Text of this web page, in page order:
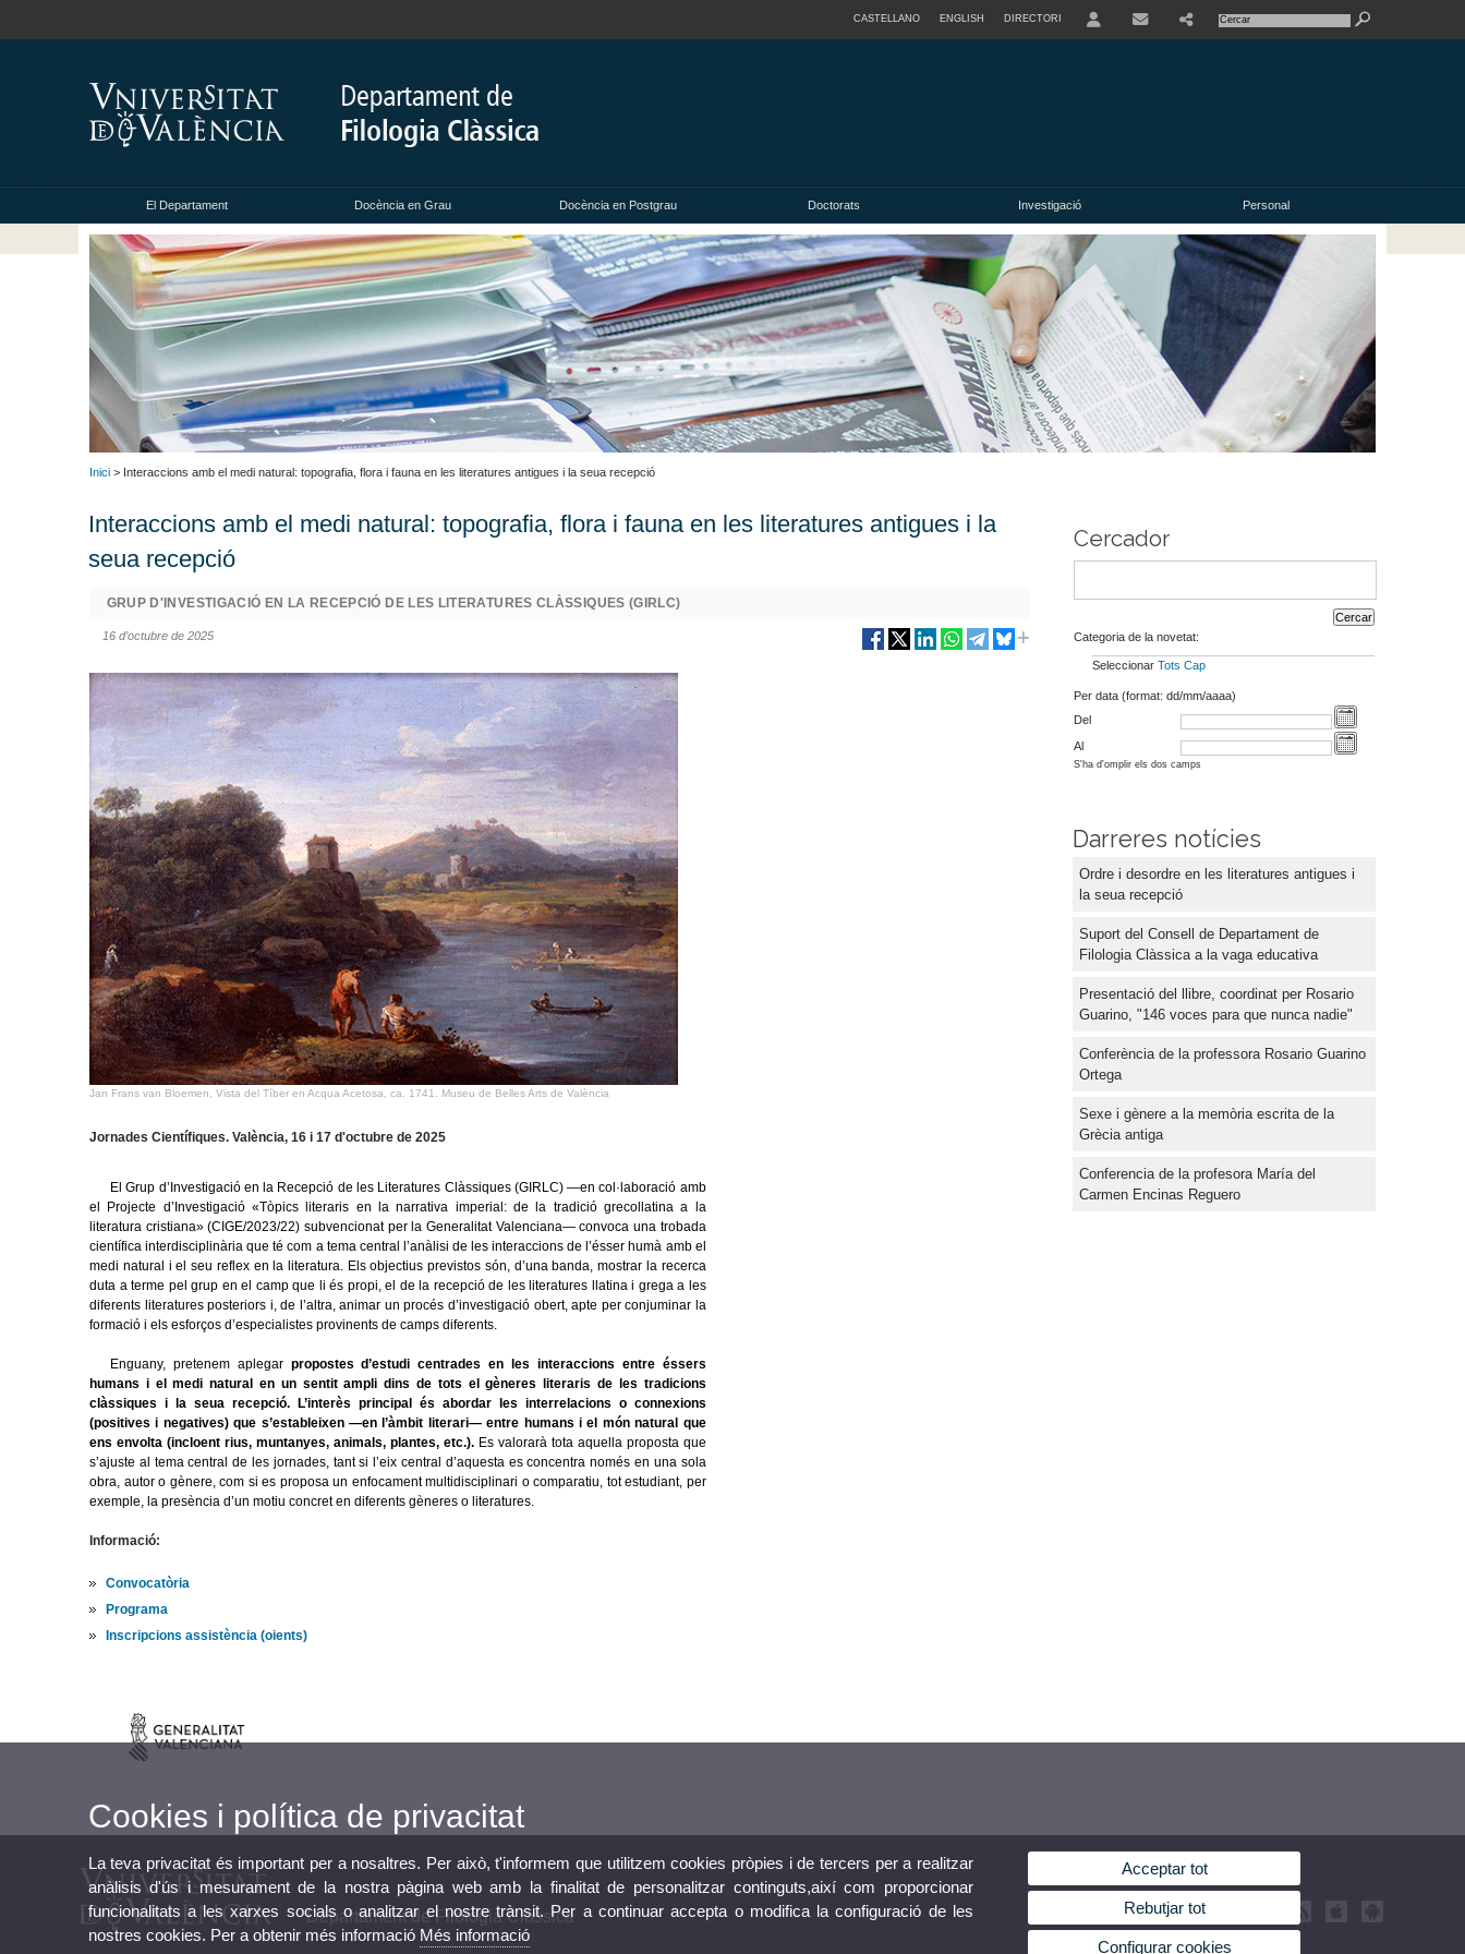
CASTELLANO ENGLISH DIRECTORI
El Departament Docència en Grau Docència en Postgrau Doctorats Investigació Personal
Inici > Interaccions amb el medi natural: topografia, flora i fauna en les literatures antigues i la seua recepció
Interaccions amb el medi natural: topografia, flora i fauna en les literatures antigues i la
seua recepció
GRUP D'INVESTIGACIÓ EN LA RECEPCIÓ DE LES LITERATURES CLÀSSIQUES (GIRLC)
16 d’octubre de 2025
Jan Frans van Bloemen, Vista del Tíber en Acqua Acetosa, ca. 1741. Museu de Belles Arts de València
Jornades Científiques. València, 16 i 17 d'octubre de 2025
El Grup d’Investigació en la Recepció de les Literatures Clàssiques (GIRLC) —en col·laboració amb
el Projecte d’Investigació «Tòpics literaris en la narrativa imperial: de la tradició grecollatina a la
literatura cristiana» (CIGE/2023/22) subvencionat per la Generalitat Valenciana—convoca una trobada
científica interdisciplinària que té com a tema central l’anàlisi de les interaccions de l’ésser humà amb el
medi natural i el seu reflex en la literatura. Els objectius previstos són, d’una banda, mostrar la recerca
duta a terme pel grup en el camp que li és propi, el de la recepció de les literatures llatina i grega a les
diferents literatures posteriors i, de l’altra, animar un procés d’investigació obert, apte per conjuminar la
formació i els esforços d’especialistes provinents de camps diferents.
Enguany, pretenem aplegar propostes d’estudi centrades en les interaccions entre éssers
humans i el medi natural en un sentit ampli dins de tots el gèneres literaris de les tradicions
clàssiques i la seua recepció. L’interès principal és abordar les interrelacions o connexions
(positives i negatives) que s’estableixen —en l’àmbit literari— entre humans i el món natural que
ens envolta (incloent rius, muntanyes, animals, plantes, etc.). Es valorarà tota aquella proposta que
s’ajuste al tema central de les jornades, tant si l’eix central d’aquesta es concentra només en una sola
obra, autor o gènere, com si es proposa un enfocament multidisciplinari o comparatiu, tot estudiant, per
exemple, la presència d’un motiu concret en diferents gèneres o literatures.
Informació:
Convocatòria
Programa
Inscripcions assistència (oients)
Cercador
Categoria de la novetat:
Seleccionar Tots Cap
Per data (format: dd/mm/aaaa)
Del
Al
S'ha d'omplir els dos camps
Darreres notícies
Ordre i desordre en les literatures antigues i
la seua recepció
Suport del Consell de Departament de
Filologia Clàssica a la vaga educativa
Presentació del llibre, coordinat per Rosario
Guarino, "146 voces para que nunca nadie"
Conferència de la professora Rosario Guarino
Ortega
Sexe i gènere a la memòria escrita de la
Grècia antiga
Conferencia de la profesora María del
Carmen Encinas Reguero
Departament de Filologia Clàssica
Cookies i política de privacitat
La teva privacitat és important per a nosaltres. Per això, t'informem que utilitzem cookies pròpies i de tercers per a realitzar
anàlisis d'ús i mesurament de la nostra pàgina web amb la finalitat de personalitzar continguts,així com proporcionar
funcionalitats a les xarxes socials o analitzar el nostre trànsit. Per a continuar accepta o modifica la configuració de les
nostres cookies. Per a obtenir més informació Més informació
Acceptar tot
Rebutjar tot
Configurar cookies